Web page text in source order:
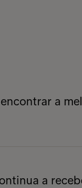
a
indicado
a